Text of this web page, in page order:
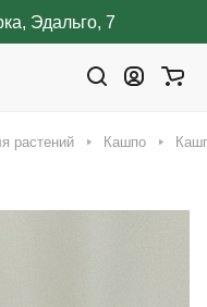
Эдальго, 7
растений Кашпо